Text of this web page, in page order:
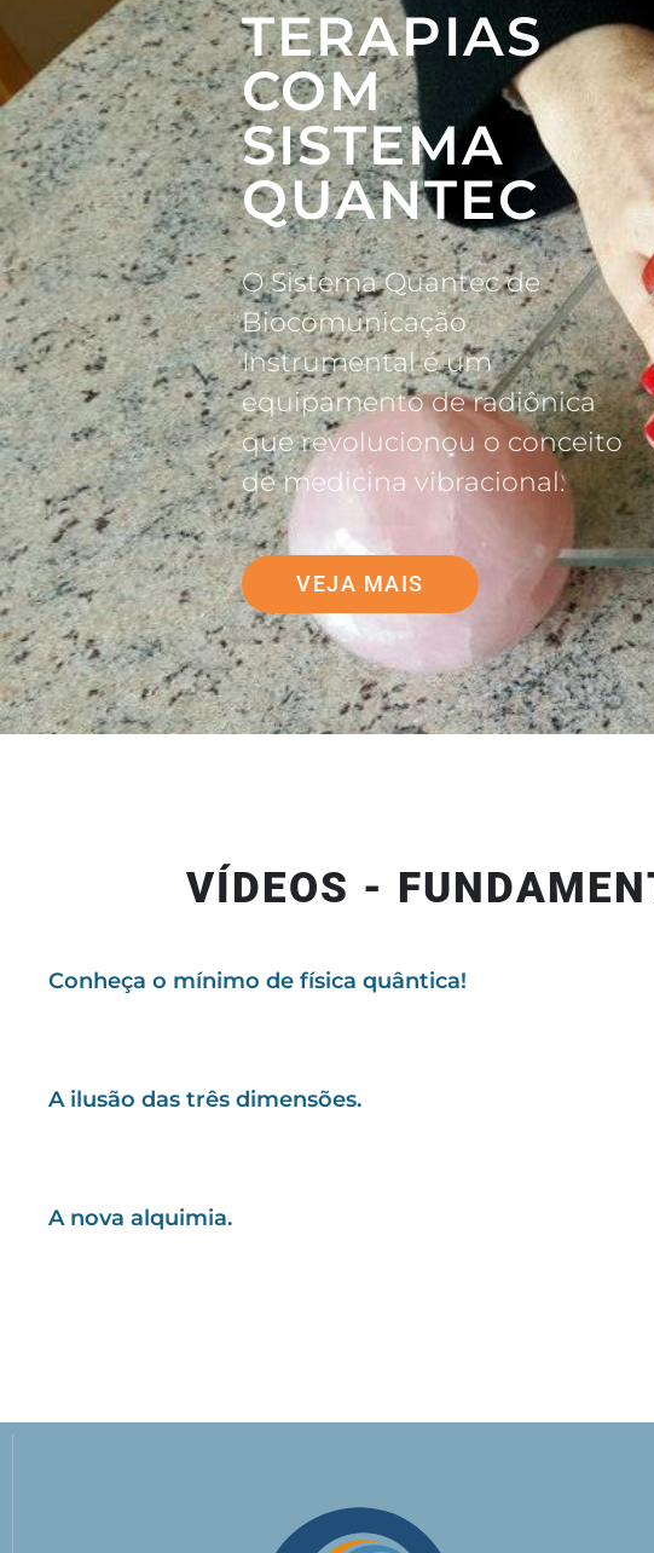
TERAPIAS
COM
SISTEMA
QUANTEC
O Sistema Quantec de
Biocomunicação
Instrumental é um
equipamento de radiônica
que revolucionou o conceito
de medicina vibracional.
VEJA MAIS
VÍDEOS -
Conheça o mínimo de física quântica!
A ilusão das três dimensões.
A nova alquimia.